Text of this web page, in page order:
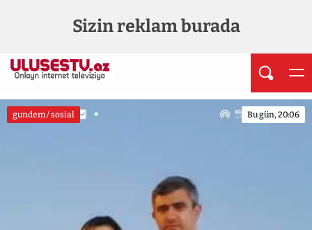
Sizin reklam burada
gundem / sosial Bu gün, 20:06